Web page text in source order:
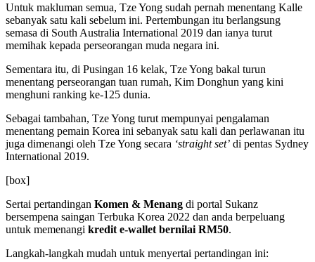
Untuk makluman semua, Tze Yong sudah pernah menentang Kalle
sebanyak satu kali sebelum ini. Pertembungan itu berlangsung
semasa di South Australia International 2019 dan ianya turut
memihak kepada perseorangan muda negara ini.
Sementara itu, di Pusingan 16 kelak, Tze Yong bakal turun
menentang perseorangan tuan rumah, Kim Donghun yang kini
menghuni ranking ke-125 dunia.
Sebagai tambahan, Tze Yong turut mempunyai pengalaman
menentang pemain Korea ini sebanyak satu kali dan perlawanan itu
juga dimenangi oleh Tze Yong secara ‘straight set’ di pentas Sydney
International 2019.
[box]
Sertai pertandingan Komen & Menang di portal Sukanz
bersempena saingan Terbuka Korea 2022 dan anda berpeluang
untuk memenangi kredit e-wallet bernilai RM50.
Langkah-langkah mudah untuk menyertai pertandingan ini: